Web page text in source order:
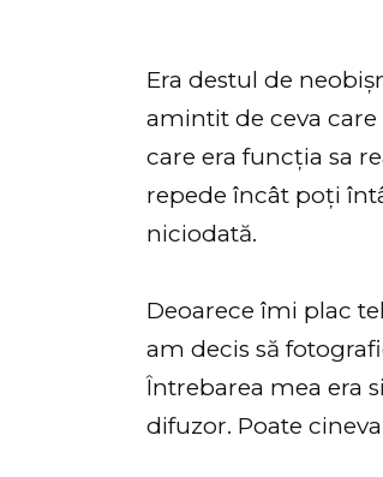
Era destul de
amintit de ceva
care era funcția sa
repede încât poți
niciodată.
Deoarece îmi plac
am decis să
Întrebarea mea era
difuzor. Poate